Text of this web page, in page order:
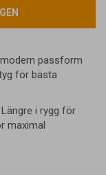
passform
för bästa
i rygg för
maximal